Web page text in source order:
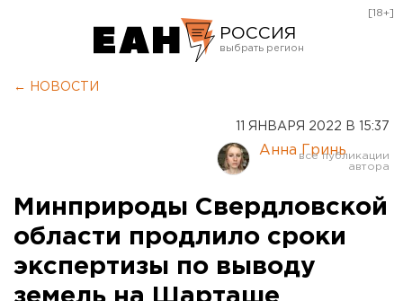
РОССИЯ
Курган
Оренбург
[18+]
← НОВОСТИ
11 ЯНВАРЯ 2022 В 15:37
Анна Гринь
Минприроды Свердловской
области продлило сроки
экспертизы по выводу
земель на Шарташе